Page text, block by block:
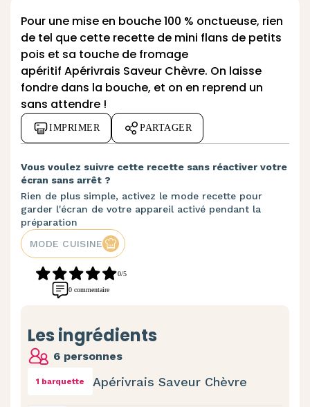
Pour une mise en bouche 100 % onctueuse, rien
de tel que cette recette de mini flans de petits
pois et sa touche de fromage
apéritif Apérivrais Saveur Chèvre. On laisse
fondre dans la bouche, et on en reprend un
sans attendre !
IMPRIMER PARTAGER
Vous voulez suivre cette recette sans réactiver votre
écran sans arrêt ?
Rien de plus simple, activez le mode recette pour
garder l'écran de votre appareil activé pendant la
préparation
MODE CUISINE
0/5
0 commentaire
Les ingrédients
6 personnes
1 barquette Apérivrais Saveur Chèvre